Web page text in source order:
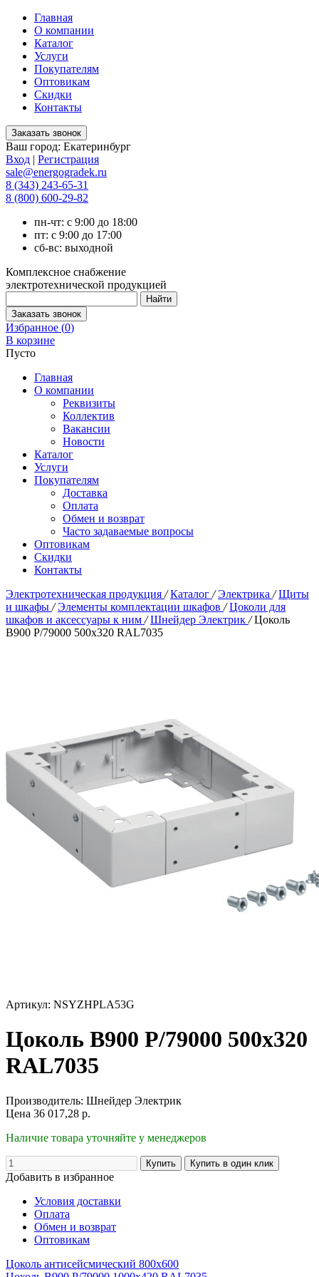
Главная
О компании
Каталог
Услуги
Покупателям
Оптовикам
Скидки
Контакты
Ваш город: Екатеринбург
Вход | Регистрация
sale@energogradek.ru
8 (343) 243-65-31
8 (800) 600-29-82
пн-чт: с 9:00 до 18:00
пт: с 9:00 до 17:00
сб-вс: выходной
Комплексное снабжение
электротехнической продукцией
Избранное (0)
В корзине
Пусто
Главная
О компании
Реквизиты
Коллектив
Вакансии
Новости
Каталог
Услуги
Покупателям
Доставка
Оплата
Обмен и возврат
Часто задаваемые вопросы
Оптовикам
Скидки
Контакты
Электротехническая продукция / Каталог / Электрика / Щиты
и шкафы / Элементы комплектации шкафов / Цоколи для
шкафов и аксессуары к ним / Шнейдер Электрик / Цоколь
В900 P/79000 500х320 RAL7035
Артикул: NSYZHPLA53G
Цоколь В900 P/79000 500х320
RAL7035
Производитель: Шнейдер Электрик
Цена 36 017,28 р.
Наличие товара уточняйте у менеджеров
Добавить в избранное
Условия доставки
Оплата
Обмен и возврат
Оптовикам
Цоколь антисейсмический 800х600